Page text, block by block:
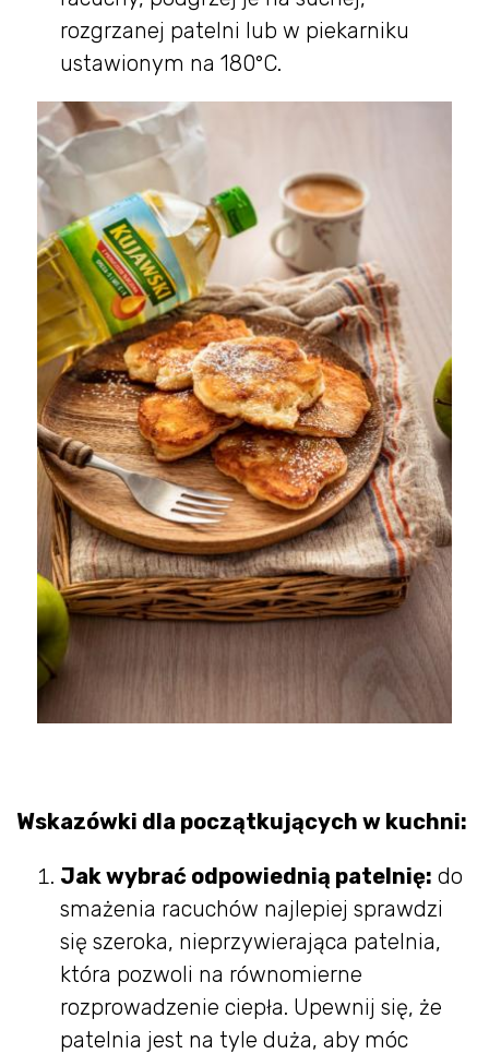
rozgrzanej patelni lub w piekarniku
ustawionym na 180°C.
Wskazówki dla początkujących w kuchni:
Jak wybrać odpowiednią patelnię: do
smażenia racuchów najlepiej sprawdzi
się szeroka, nieprzywierająca patelnia,
która pozwoli na równomierne
rozprowadzenie ciepła. Upewnij się, że
patelnia jest na tyle duża, aby móc